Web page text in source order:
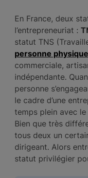
En France, deux
l’entrepreneuriat :
statut TNS
personne physique
commerciale,
indépendante.
personne
le cadre d’une
temps plein avec le
Bien que très
tous deux un
dirigeant. Alors
statut privilégier